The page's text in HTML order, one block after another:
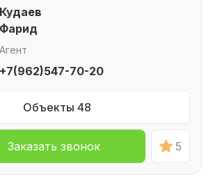
Кудаев
Фарид
Агент
+7(962)547-70-20
Объекты 48
Заказать звонок 5